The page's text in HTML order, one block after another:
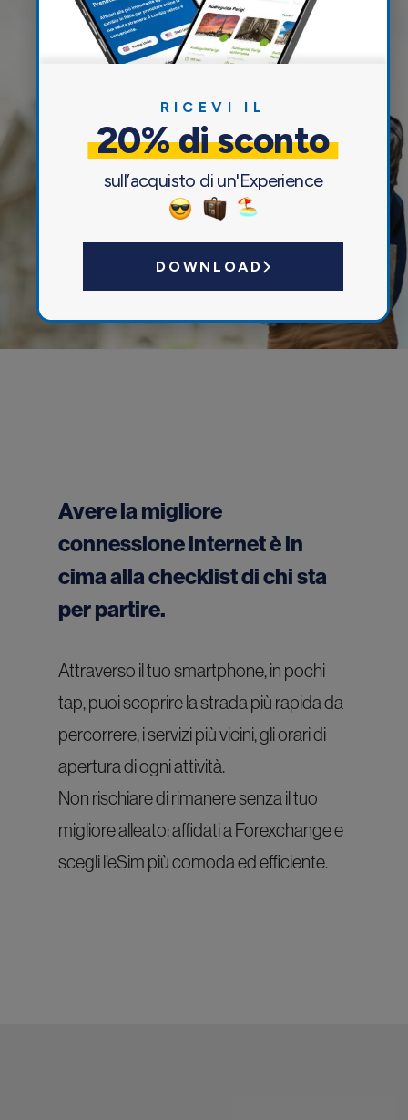
Avere la migliore
connessione internet è in
cima alla checklist di chi sta
per partire.
Attraverso il tuo smartphone, in pochi
tap, puoi scoprire la strada più rapida da
percorrere, i servizi più vicini, gli orari di
apertura di ogni attività.
Non rischiare di rimanere senza il tuo
migliore alleato: affidati a Forexchange e
scegli l’eSim più comoda ed efficiente.
RICEVI IL
20% di sconto
sull’acquisto di un'Experience
DOWNLOAD